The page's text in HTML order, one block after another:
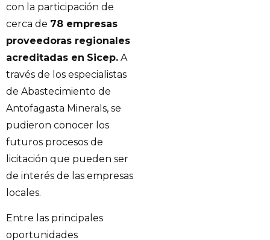
con la participación de
cerca de 78 empresas
proveedoras regionales
acreditadas en Sicep. A
través de los especialistas
de Abastecimiento de
Antofagasta Minerals, se
pudieron conocer los
futuros procesos de
licitación que pueden ser
de interés de las empresas
locales.
Entre las principales
oportunidades